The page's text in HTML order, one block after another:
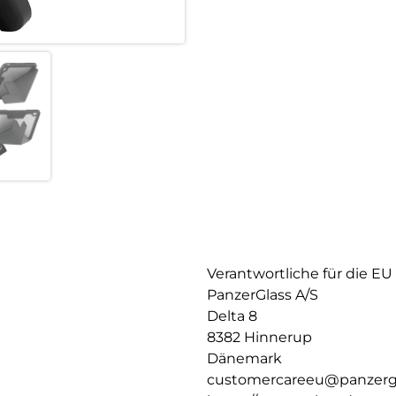
Verantwortliche für die EU
PanzerGlass A/S
Delta 8
8382 Hinnerup
Dänemark